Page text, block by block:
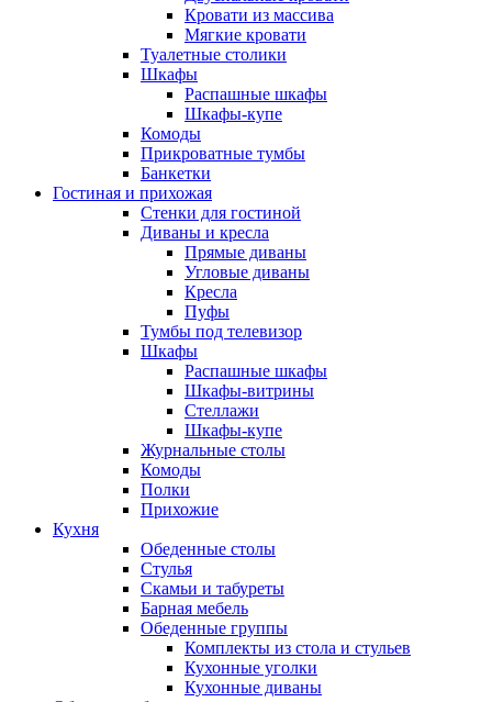
Кровати из массива
Мягкие кровати
Туалетные столики
Шкафы
Распашные шкафы
Шкафы-купе
Комоды
Прикроватные тумбы
Банкетки
Гостиная и прихожая
Стенки для гостиной
Диваны и кресла
Прямые диваны
Угловые диваны
Кресла
Пуфы
Тумбы под телевизор
Шкафы
Распашные шкафы
Шкафы-витрины
Стеллажи
Шкафы-купе
Журнальные столы
Комоды
Полки
Прихожие
Кухня
Обеденные столы
Стулья
Скамьи и табуреты
Барная мебель
Обеденные группы
Комплекты из стола и стульев
Кухонные уголки
Кухонные диваны